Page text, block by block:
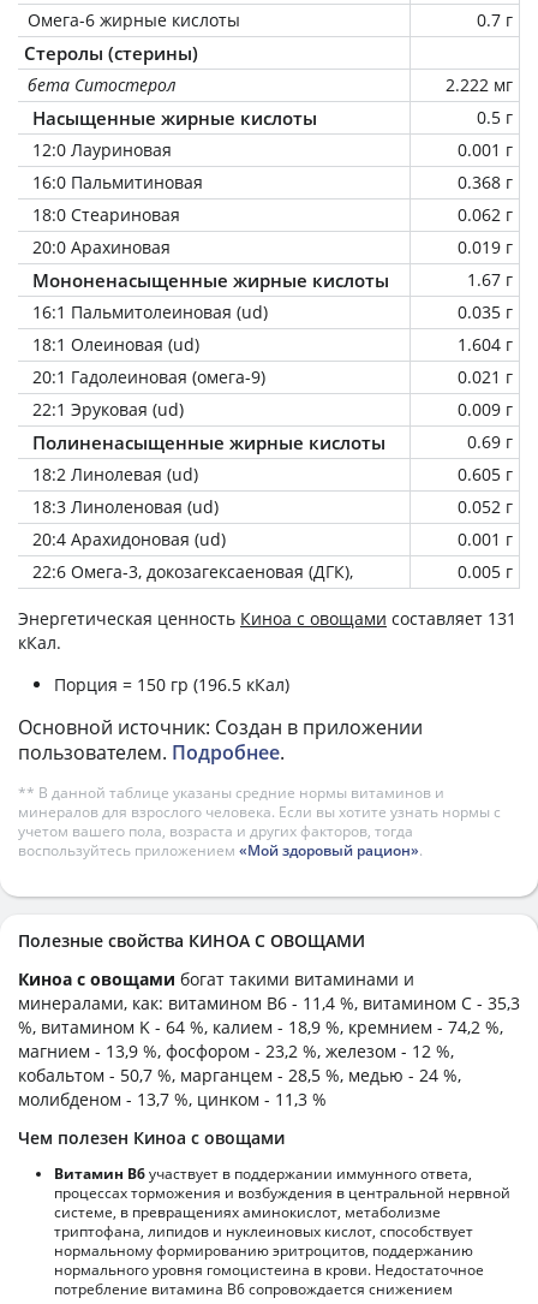
Омега-6 жирные кислоты
0.7 г
Стеролы (стерины)
бета Ситостерол 2.222 мг
Насыщенные жирные кислоты
0.5 г
12:0 Лауриновая
0.001 г
16:0 Пальмитиновая
0.368 г
18:0 Стеариновая
0.062 г
20:0 Арахиновая
0.019 г
Мононенасыщенные жирные кислоты
1.67 г
16:1 Пальмитолеиновая (ud)
0.035 г
18:1 Олеиновая (ud)
1.604 г
20:1 Гадолеиновая (омега-9)
0.021 г
22:1 Эруковая (ud)
0.009 г
Полиненасыщенные жирные кислоты
0.69 г
18:2 Линолевая (ud)
0.605 г
18:3 Линоленовая (ud)
0.052 г
20:4 Арахидоновая (ud)
0.001 г
22:6 Омега-3, докозагексаеновая (ДГК),
0.005 г
Энергетическая ценность Киноа с овощами составляет 131
кКал.
Порция = 150 гр (196.5 кКал)
Основной источник: Создан в приложении
пользователем. Подробнее.
** В данной таблице указаны средние нормы витаминов и
минералов для взрослого человека. Если вы хотите узнать нормы с
учетом вашего пола, возраста и других факторов, тогда
воспользуйтесь приложением «Мой здоровый рацион».
Полезные свойства КИНОА С ОВОЩАМИ
Киноа с овощами богат такими витаминами и
минералами, как: витамином B6 - 11,4 %, витамином C - 35,3
%, витамином K - 64 %, калием - 18,9 %, кремнием - 74,2 %,
магнием - 13,9 %, фосфором - 23,2 %, железом - 12 %,
кобальтом - 50,7 %, марганцем - 28,5 %, медью - 24 %,
молибденом - 13,7 %, цинком - 11,3 %
Чем полезен Киноа с овощами
Витамин В6участвует в поддержании иммунного ответа,
процессах торможения и возбуждения в центральной нервной
системе, в превращениях аминокислот, метаболизме
триптофана, липидов и нуклеиновых кислот, способствует
нормальному формированию эритроцитов, поддержанию
нормального уровня гомоцистеина в крови. Недостаточное
потребление витамина В6 сопровождается снижением